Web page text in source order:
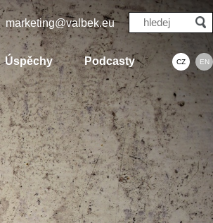
marketing@valbek.eu
Úspěchy Podcasty CZ EN